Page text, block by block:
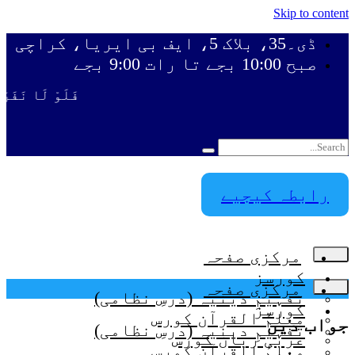
Skip to content
ڈی۔35، بلاک 5، ایف بی ایریا، کراچی
صبح 10:00 بجے تا رات 9:00 بجے
فَلَوْ لَا نَفَرَ
رابطہ کیجیے
مرکزی صفحہ
کورسز
تفہیمِ دینیہ (درسِ نظامی)
معلمُ القرآن کورس
عربی زبان کورس
مرکزی صفحہ
کورسز
تفہیمِ دینیہ (درسِ نظامی)
معلمُ القرآن کورس
جواب دیں